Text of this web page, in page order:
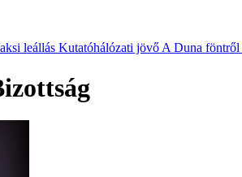
leállás Kutatóhálózati jövő A Duna föntről